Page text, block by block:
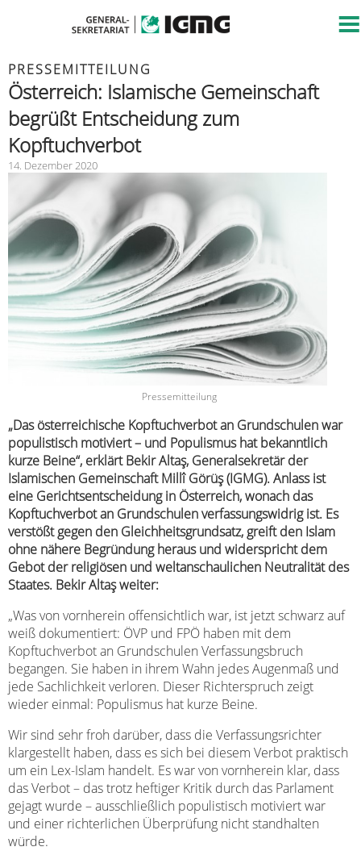
PRESSEMITTEILUNG
Österreich: Islamische Gemeinschaft
begrüßt Entscheidung zum
Kopftuchverbot
14. Dezember 2020
Pressemitteilung
„Das österreichische Kopftuchverbot an Grundschulen war
populistisch motiviert – und Populismus hat bekanntlich
kurze Beine“, erklärt Bekir Altaş, Generalsekretär der
Islamischen Gemeinschaft Millî Görüş (IGMG). Anlass ist
eine Gerichtsentscheidung in Österreich, wonach das
Kopftuchverbot an Grundschulen verfassungswidrig ist. Es
verstößt gegen den Gleichheitsgrundsatz, greift den Islam
ohne nähere Begründung heraus und widerspricht dem
Gebot der religiösen und weltanschaulichen Neutralität des
Staates. Bekir Altaş weiter:
„Was von vornherein offensichtlich war, ist jetzt schwarz auf
weiß dokumentiert: ÖVP und FPÖ haben mit dem
Kopftuchverbot an Grundschulen Verfassungsbruch
begangen. Sie haben in ihrem Wahn jedes Augenmaß und
jede Sachlichkeit verloren. Dieser Richterspruch zeigt
wieder einmal: Populismus hat kurze Beine.
Wir sind sehr froh darüber, dass die Verfassungsrichter
klargestellt haben, dass es sich bei diesem Verbot praktisch
um ein Lex-Islam handelt. Es war von vornherein klar, dass
das Verbot – das trotz heftiger Kritik durch das Parlament
gejagt wurde – ausschließlich populistisch motiviert war
und einer richterlichen Überprüfung nicht standhalten
würde.